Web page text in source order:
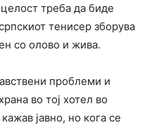
треба да биде
тенисер зборува
со олово и жива.
проблеми и
во тој хотел во
јавно, но кога се